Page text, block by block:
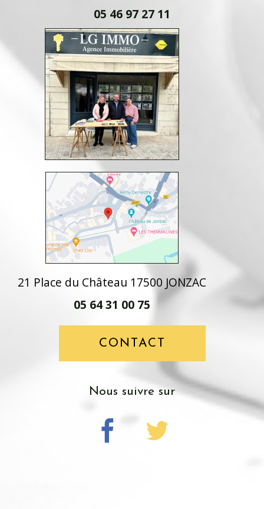
05 46 97 27 11
21 Place du Château 17500 JONZAC
05 64 31 00 75
CONTACT
nous suivre sur